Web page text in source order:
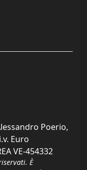
Poerio,
Euro
VE-454332
È